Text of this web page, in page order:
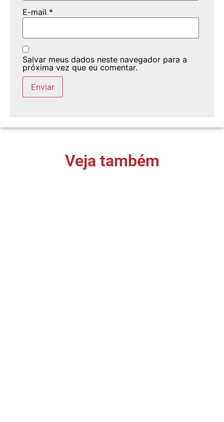
E-mail *
Salvar meus dados neste navegador para a
próxima vez que eu comentar.
Veja também